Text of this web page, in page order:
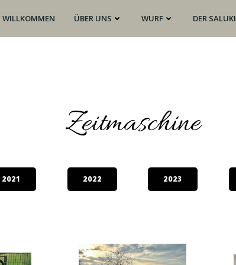
WILLKOMMEN ÜBER UNS WURF DER SALUKI
Zeitmaschine
2021 2022 2023